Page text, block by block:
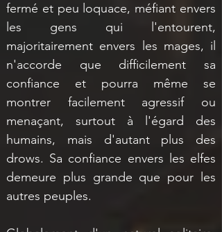
fermé et peu loquace, méfiant envers
les gens qui l'entourent,
majoritairement envers les mages, il
n'accorde que difficilement sa
confiance et pourra même se
montrer facilement agressif ou
menaçant, surtout à l'égard des
humains, mais d'autant plus des
drows. Sa confiance envers les elfes
demeure plus grande que pour les
autres peuples.